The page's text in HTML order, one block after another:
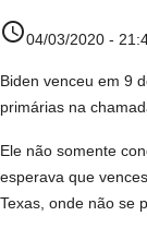
access_time04/03/2020 -
Biden venceu em 9
primárias na
Ele não somente
esperava que
Texas, onde não se